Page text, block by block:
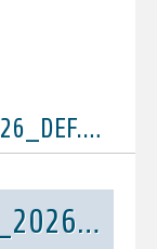
report_CR_Aracena_2026_DEF.pdf
report_CR_Aracena_2026_DEF.pdf